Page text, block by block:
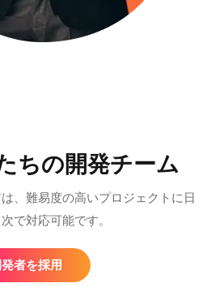
ちの開発チーム
、難易度の高いプロジェクトに日
で対応可能です。
発者を採用